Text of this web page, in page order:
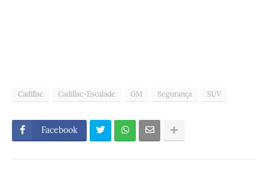
Cadillac Cadillac-Escalade GM Segurança SUV
Facebook